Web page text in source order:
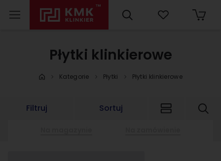
Płytki klinkierowe
Kategorie Płytki Płytki klinkierowe
Filtruj Sortuj